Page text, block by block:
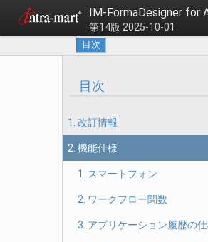
IM-FormaDesigner for
第14版 2025-10-01
目次
目次
1. 改訂情報
2. 機能仕様
1. スマートフォン
2. ワークフロー関数
3. アプリケーション履歴の